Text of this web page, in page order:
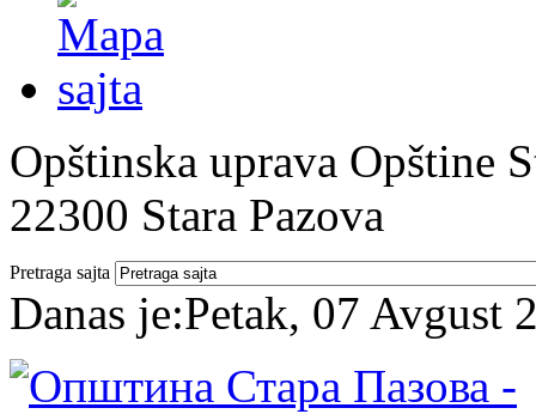
Opštinska uprava Opštine
22300 Stara Pazova
Pretraga sajta
Danas je:Petak, 07 Avgust